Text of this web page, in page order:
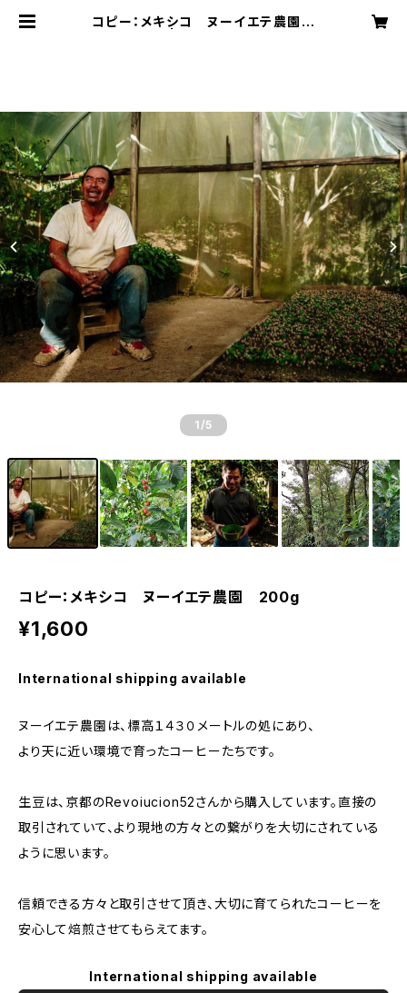
コピー：メキシコ ヌーイエテ農園
1 /5
コピー：メキシコ ヌーイエテ農園 200g
¥1,600
International shipping available
ヌーイエテ農園は、標高１４３０メートルの処にあり、
より天に近い環境で育ったコーヒーたちです。
生豆は、京都のRevoiucion52さんから購入しています。直接の
取引されていて、より現地の方々との繋がりを大切にされている
ように思います。
信頼できる方々と取引させて頂き、大切に育てられたコーヒーを
安心して焙煎させてもらえてます。
International shipping available